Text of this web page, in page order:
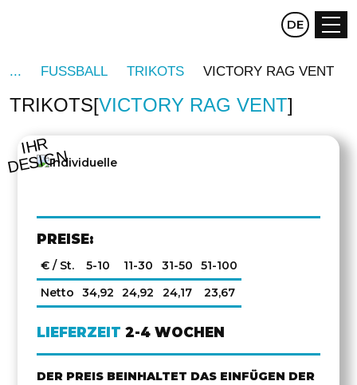
CZ EN
DE
FUSSBALL TRIKOTS VICTORY RAG VENT
TRIKOTS VICTORY RAG VENT
IHR
DESIGN
PREISE:
€ / St. 5-10 11-30 31-50
51-100
Netto
34,92 24,92 24,17 23,67
LIEFERZEIT 2-4 WOCHEN
DER PREIS BEINHALTET DAS EINFÜGEN DER